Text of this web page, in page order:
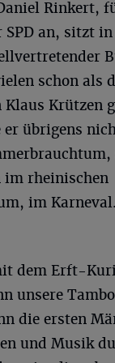
Rinkert,
SPD an, sitzt
schon als
Krützen
übrigens
rheinischen
im
dem Erft-
unsere
die ersten
und Musik